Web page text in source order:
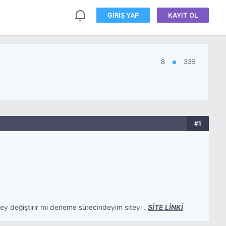
GIRIŞ YAP KAYIT OL
8 ● 335
#1
değiştirir mi deneme sürecindeyim siteyi . SİTE LİNKİ